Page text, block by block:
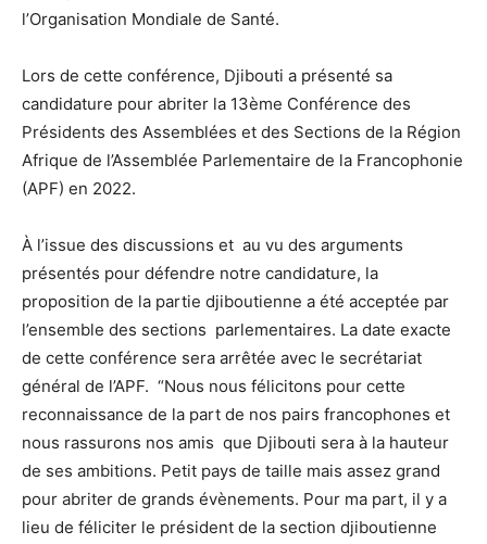
l’Organisation Mondiale de Santé.
Lors de cette conférence, Djibouti a présenté sa
candidature pour abriter la 13ème Conférence des
Présidents des Assemblées et des Sections de la Région
Afrique de l’Assemblée Parlementaire de la Francophonie
(APF) en 2022.
À l’issue des discussions et au vu des arguments
présentés pour défendre notre candidature, la
proposition de la partie djiboutienne a été acceptée par
l’ensemble des sections parlementaires. La date exacte
de cette conférence sera arrêtée avec le secrétariat
général de l’APF. “Nous nous félicitons pour cette
reconnaissance de la part de nos pairs francophones et
nous rassurons nos amis que Djibouti sera à la hauteur
de ses ambitions. Petit pays de taille mais assez grand
pour abriter de grands évènements. Pour ma part, il y a
lieu de féliciter le président de la section djiboutienne